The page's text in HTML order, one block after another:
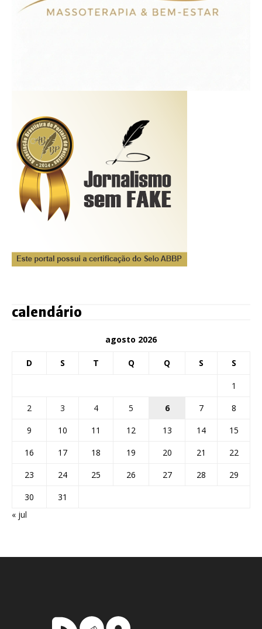
calendário
agosto 2026
D S T Q Q S S
1
2
3 4 5 6 7
8
9
10 11 12 13 14
15
16
17 18 19 20 21
22
23
24 25 26 27 28
29
30
31
« jul